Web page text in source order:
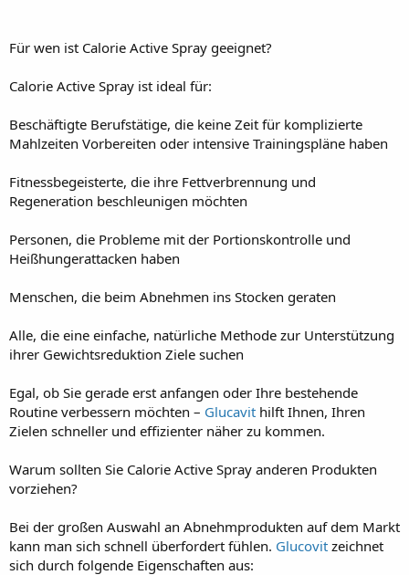
Für wen ist Calorie Active Spray geeignet?
Calorie Active Spray ist ideal für:
Beschäftigte Berufstätige, die keine Zeit für komplizierte
Mahlzeiten Vorbereiten oder intensive Trainingspläne haben
Fitnessbegeisterte, die ihre Fettverbrennung und
Regeneration beschleunigen möchten
Personen, die Probleme mit der Portionskontrolle und
Heißhungerattacken haben
Menschen, die beim Abnehmen ins Stocken geraten
Alle, die eine einfache, natürliche Methode zur Unterstützung
ihrer Gewichtsreduktion Ziele suchen
Egal, ob Sie gerade erst anfangen oder Ihre bestehende
Routine verbessern möchten – Glucavit hilft Ihnen, Ihren
Zielen schneller und effizienter näher zu kommen.
Warum sollten Sie Calorie Active Spray anderen Produkten
vorziehen?
Bei der großen Auswahl an Abnehmprodukten auf dem Markt
kann man sich schnell überfordert fühlen. Glucovit zeichnet
sich durch folgende Eigenschaften aus: